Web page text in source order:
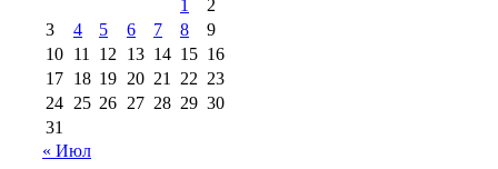
августа 2013 г
(12)
1
2
3
4 5 6 7 8
9
10 11 12 13 14 15 16
17 18 19 20 21 22 23
24 25 26 27 28 29 30
31
« Июл